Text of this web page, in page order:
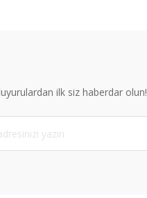
ilk siz haberdar olun!